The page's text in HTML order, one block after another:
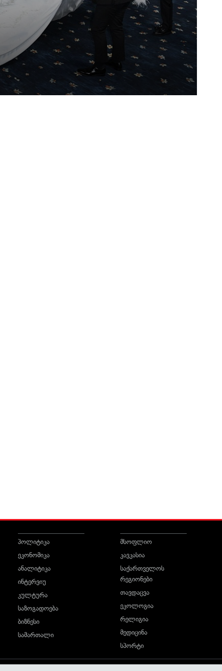
პოლიტიკა
ეკონომიკა
ანალიტიკა
ინტერვიუ
კულტურა
საზოგადოება
ბიზნესი
სამართალი
მსოფლიო
კავკასია
საქართველოს
რეგიონები
თავდაცვა
ეკოლოგია
რელიგია
მედიცინა
სპორტი